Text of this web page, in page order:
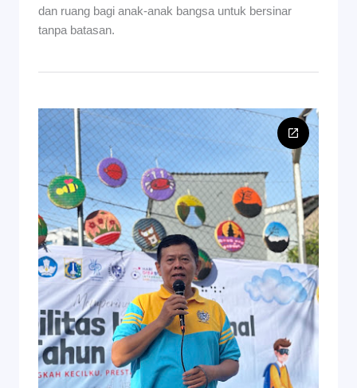
dan ruang bagi anak-anak bangsa untuk bersinar
tanpa batasan.